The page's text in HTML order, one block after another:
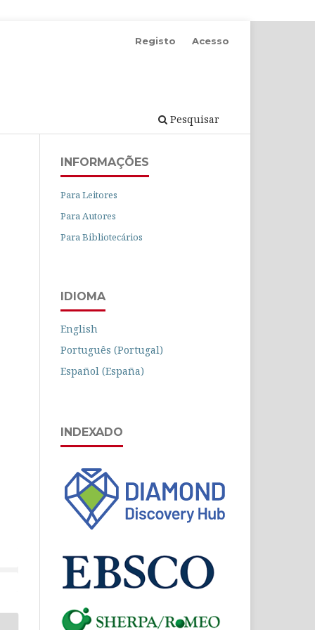
Pesquisar
Registo Acesso
INFORMAÇÕES
Para Leitores
Para Autores
Para Bibliotecários
IDIOMA
English
Português (Portugal)
Español (España)
INDEXADO